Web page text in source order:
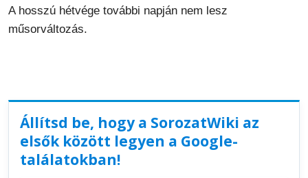
A hosszú hétvége további napján nem lesz
műsorváltozás.
Állítsd be, hogy a SorozatWiki az
elsők között legyen a Google-
találatokban!